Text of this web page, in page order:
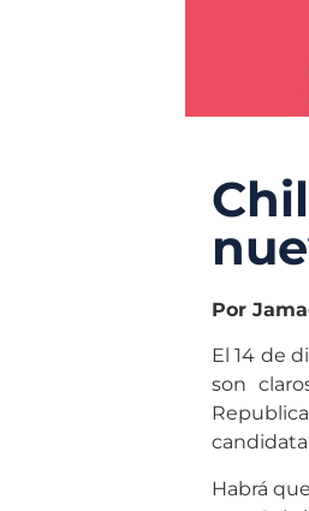
Por
El 14 de
son
candidata
Habrá